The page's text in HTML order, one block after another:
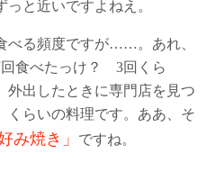
と近いですよねえ。
べる頻度ですが……。あれ、
食べたっけ？ 3回くら
出したときに専門店を見つ
くらいの料理です。ああ、そ
み焼き」 ですね。